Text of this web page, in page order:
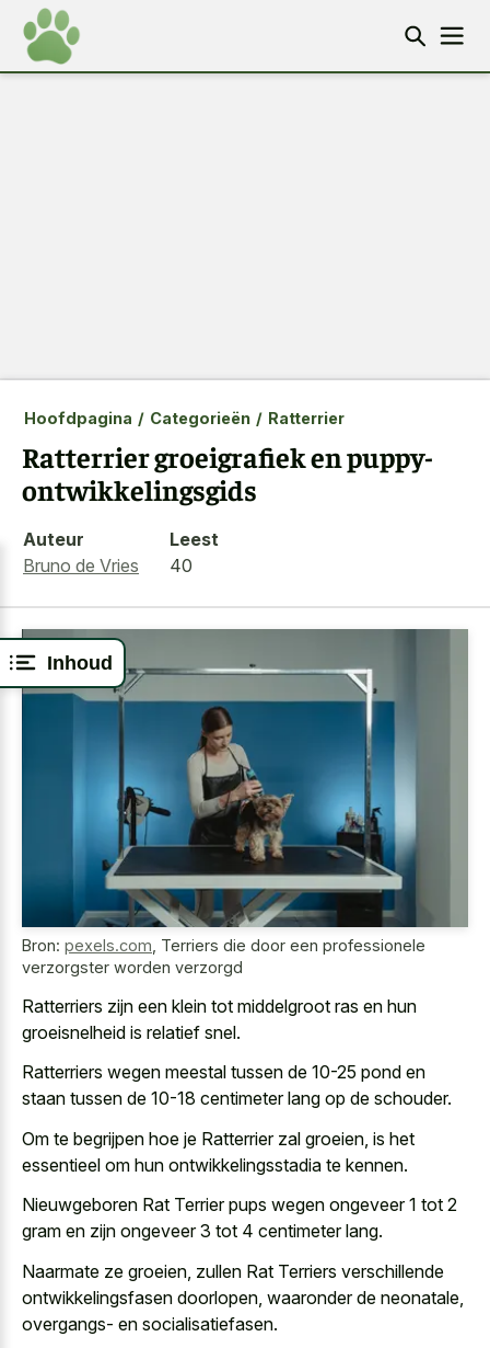
Inhoud
Hoofdpagina / Categorieën / Ratterrier
Ratterrier groeigrafiek en puppy-
ontwikkelingsgids
Auteur
Bruno de Vries
Leest
40
Bron: pexels.com Terriers die door een professionele
verzorgster worden verzorgd
Ratterriers zijn een klein tot middelgroot ras en hun
groeisnelheid is relatief snel.
Ratterriers wegen meestal tussen de 10-25 pond en
staan tussen de 10-18 centimeter lang op de schouder.
Om te begrijpen hoe je Ratterrier zal groeien, is het
essentieel om hun ontwikkelingsstadia te kennen.
Nieuwgeboren Rat Terrier pups wegen ongeveer 1 tot 2
gram en zijn ongeveer 3 tot 4 centimeter lang.
Naarmate ze groeien, zullen Rat Terriers verschillende
ontwikkelingsfasen doorlopen, waaronder de neonatale,
overgangs- en socialisatiefasen.